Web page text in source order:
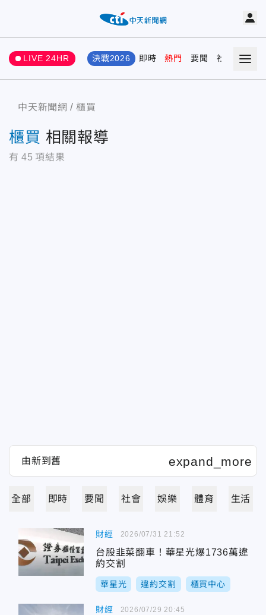
LIVE 24HR 決戰2026 即時 熱門 要聞 社會 娛樂
中天新聞網 櫃買
櫃買 相關報導
有 45 項結果
全部 即時 要聞 社會 娛樂 體育 生活
財經
台股韭菜翻車！華星光爆1736萬違
約交割
華星光 違約交割 櫃買中心
2026/07/31 21:52
財經 2026/07/29 20:45